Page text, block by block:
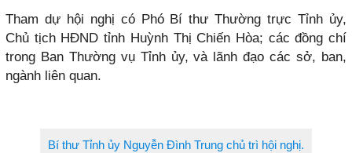
Tham dự hội nghị có Phó Bí thư Thường trực Tỉnh ủy,
Chủ tịch HĐND tỉnh Huỳnh Thị Chiến Hòa; các đồng chí
trong Ban Thường vụ Tỉnh ủy, và lãnh đạo các sở, ban,
ngành liên quan.
Bí thư Tỉnh ủy Nguyễn Đình Trung chủ trì hội nghị.